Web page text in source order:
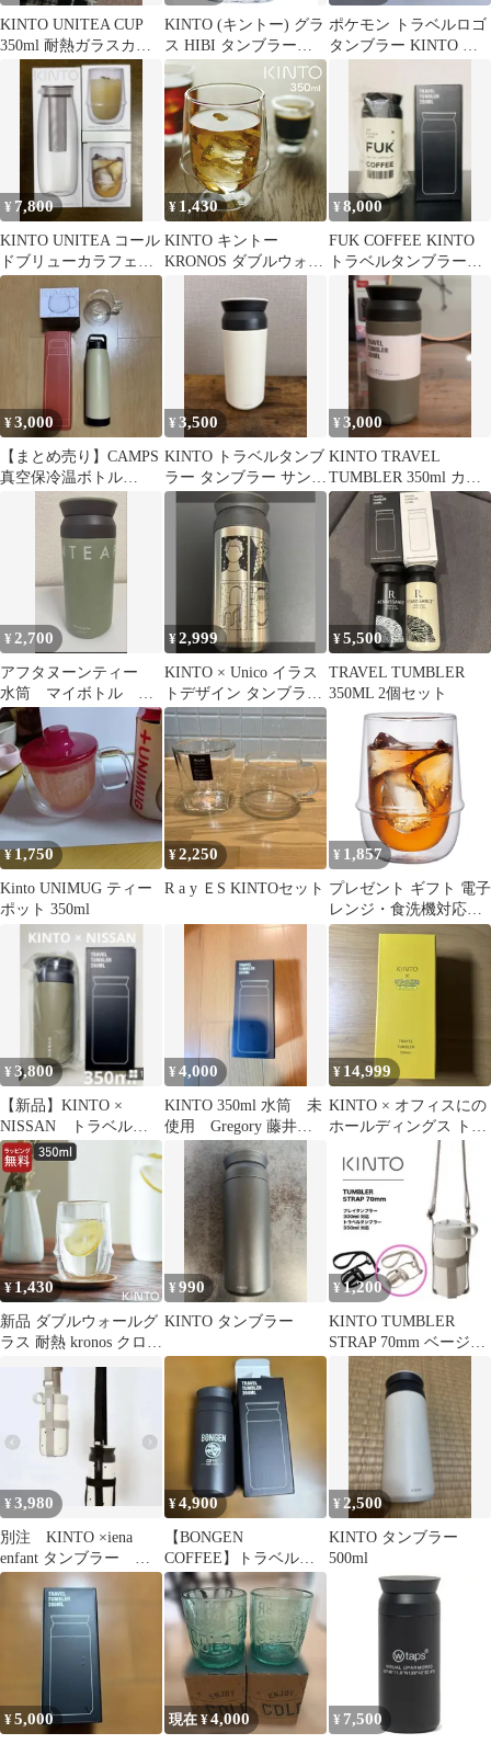
KINTO UNITEA CUP
350ml 耐熱ガラスカッ
KINTO (キントー) グラ
ス HIBI タンブラー
350ml クリア
ポケモン トラベルロゴ
タンブラー KINTO ス
¥ 7,800
KINTO UNITEA コール
ドブリューカラフェ
1.1L グラスセット
¥ 1,430
KINTO キントー
KRONOS ダブルウォー
23106／227363(耐熱 ダ
ブルウォールグラス 耐
熱ガラス 耐熱グラス コ
ップ グラス 食器 二重
構造 おしゃれ ガラスコ
ップ 350ml)
¥8,000
FUK COFFEE KINTO
トラベルタンブラー
350ml ホワイト
¥3,000
【まとめ売り】CAMPS
真空保冷温ボトル
&KINTO UNITEAカッ
¥3,500
KINTO トラベルタンブ
ラー タンブラー サンド
ベージュ 真空二重構造
¥3,000
KINTO TRAVEL
TUMBLER 350ml カー
キ
¥ 2,700
アフタヌーンティー
水筒 マイボトル
KINTO
¥2,999
KINTO × Unico イラス
トデザイン タンブラー
350ml [箱無]
¥5,500
TRAVEL TUMBLER
350ML 2個セット
¥1,750
Kinto UNIMUG ティー
ポット 350ml
¥2,250
R a y ＥS KINTOセット
¥ 1,857
プレゼント ギフト 電子
レンジ・食洗機対応
23106 耐熱ガラス
350ml アイスティーグ
ラス ダブルウォール
KRONOS (キントー)
KINTO
¥3,800
【新品】KINTO ×
NISSAN トラベルタ
ンブラー 350ml カー
キ
¥4,000
KINTO 350ml 水筒 未
使用 Gregory 藤井大
¥ 14,999
KINTO × オフィスにの
ホールディングス トラ
ベルタンブラー 350ml
¥1,430
新品 ダブルウォールグ
ラス 耐熱 kronos クロノ
スティーグラス 350ml
kinto キントー 23106 ク
ッチーナ 保温 保冷 二
重グラス ガラス カップ
食洗機対応 電子レンジ
対応 ギフト プレゼント
おしゃれ コーヒー
¥990
KINTO タンブラー
¥1,200
KINTO TUMBLER
STRAP 70mm ベージュ
新品
¥3,980
別注 KINTO ×iena
enfant タンブラー
黒 ドット 350m l
¥4,900
【BONGEN
COFFEE】トラベルタ
ンブラー 350ml ブラッ
クginza
¥ 2,500
KINTO タンブラー
500ml
¥5,000 現在 ¥4,000 ¥ 7,500